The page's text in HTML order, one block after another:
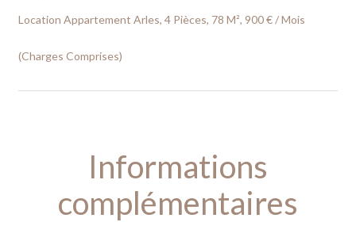
Location Appartement Arles, 4 Pièces, 78 M², 900 € / Mois
(Charges Comprises)
Informations
complémentaires